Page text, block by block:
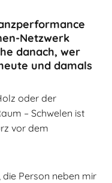
Netzwerk
danach, wer
und damals
oder der
– Schwelen ist
vor dem
Person neben mir